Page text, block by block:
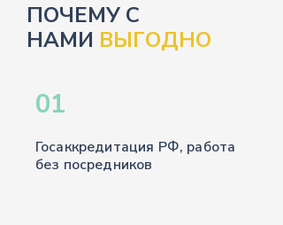
ПОЧЕМУ С
НАМИ ВЫГОДНО
01
Госаккредитация РФ, работа
без посредников